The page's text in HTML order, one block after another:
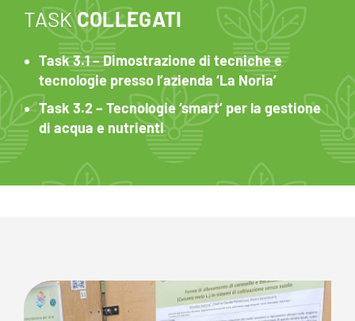
TASKCOLLEGATI
Task 3.1 – Dimostrazione di tecniche e
tecnologie presso l’azienda ‘La Noria’
Task 3.2 – Tecnologie ‘smart’ per la gestione
di acqua e nutrienti